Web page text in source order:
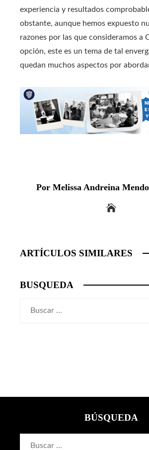
experiencia y resultados
obstante, aunque hemos expuesto
razones por las que consideramos a
opción, este es un tema de tal
quedan muchos aspectos por
Por Melissa Andreina
ARTÍCULOS SIMILARES
BUSQUEDA
BÚSQUEDA